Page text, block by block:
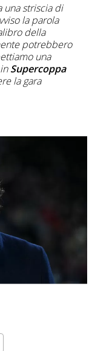
una striscia di
la parola
della
potrebbero
una
Supercoppa
la gara